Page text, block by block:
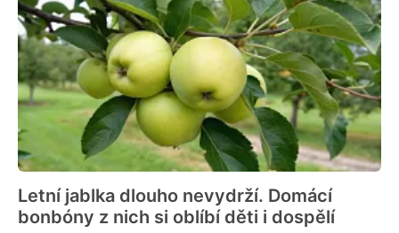
Letní jablka dlouho nevydrží. Domácí
bonbóny z nich si oblíbí děti i dospělí